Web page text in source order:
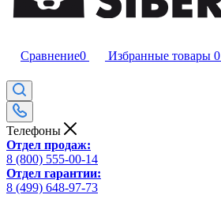
Сравнение0 Избранные товары 0
Телефоны
Отдел продаж:
8 (800) 555-00-14
Отдел гарантии:
8 (499) 648-97-73